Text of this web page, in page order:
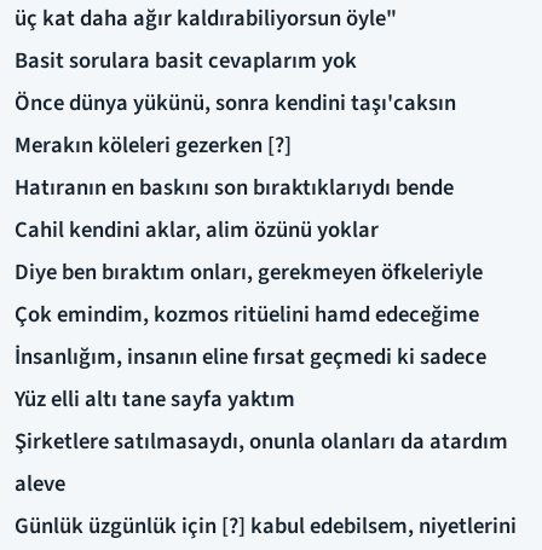
üç kat daha ağır kaldırabiliyorsun öyle"
Basit sorulara basit cevaplarım yok
Önce dünya yükünü, sonra kendini taşı'caksın
Merakın köleleri gezerken [?]
Hatıranın en baskını son bıraktıklarıydı bende
Cahil kendini aklar, alim özünü yoklar
Diye ben bıraktım onları, gerekmeyen öfkeleriyle
Çok emindim, kozmos ritüelini hamd edeceğime
İnsanlığım, insanın eline fırsat geçmedi ki sadece
Yüz elli altı tane sayfa yaktım
Şirketlere satılmasaydı, onunla olanları da atardım
aleve
Günlük üzgünlük için [?] kabul edebilsem, niyetlerini